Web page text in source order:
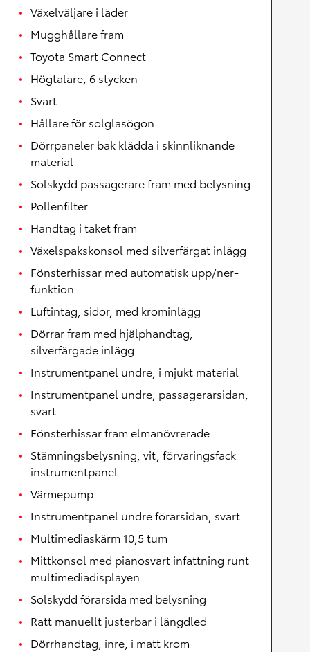
Växelväljare i läder
Mugghållare fram
Toyota Smart Connect
Högtalare, 6 stycken
Svart
Hållare för solglasögon
Dörrpaneler bak klädda i skinnliknande
material
Solskydd passagerare fram med belysning
Pollenfilter
Handtag i taket fram
Växelspakskonsol med silverfärgat inlägg
Fönsterhissar med automatisk upp/ner-
funktion
Luftintag, sidor, med krominlägg
Dörrar fram med hjälphandtag,
silverfärgade inlägg
Instrumentpanel undre, i mjukt material
Instrumentpanel undre, passagerarsidan,
svart
Fönsterhissar fram elmanövrerade
Stämningsbelysning, vit, förvaringsfack
instrumentpanel
Värmepump
Instrumentpanel undre förarsidan, svart
Multimediaskärm 10,5 tum
Mittkonsol med pianosvart infattning runt
multimediadisplayen
Solskydd förarsida med belysning
Ratt manuellt justerbar i längdled
Dörrhandtag, inre, i matt krom